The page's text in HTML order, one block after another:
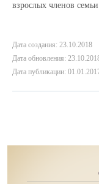
взрослых членов
Дата создания: 23.10.2018
Дата обновления:
Дата публикации: